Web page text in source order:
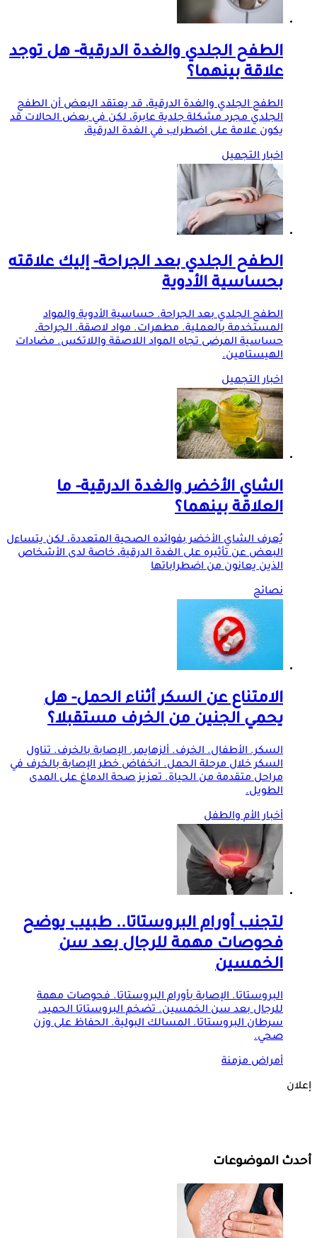
الطفح الجلدي والغدة الدرقية- هل توجد
علاقة بينهما؟
الطفح الجلدي والغدة الدرقية، قد يعتقد البعض أن الطفح
الجلدي مجرد مشكلة جلدية عابرة، لكن في بعض الحالات قد
يكون علامة على اضطراب في الغدة الدرقية،
اخبار التجميل
الطفح الجلدي بعد الجراحة- إليك علاقته
بحساسية الأدوية
الطفح الجلدي بعد الجراحة. حساسية الأدوية والمواد
المستخدمة بالعملية. مطهرات. مواد لاصقة. الجراحة.
حساسية المرضى تجاه المواد اللاصقة واللاتكس. مضادات
الهيستامين.
اخبار التجميل
الشاي الأخضر والغدة الدرقية- ما
العلاقة بينهما؟
يُعرف الشاي الأخضر بفوائده الصحية المتعددة، لكن يتساءل
البعض عن تأثيره على الغدة الدرقية، خاصة لدى الأشخاص
الذين يعانون من اضطراباتها
نصائح
الامتناع عن السكر أثناء الحمل- هل
يحمي الجنين من الخرف مستقبلا؟
السكر. الأطفال. الخرف. ألزهايمر. الإصابة بالخرف. تناول
السكر خلال مرحلة الحمل. انخفاض خطر الإصابة بالخرف في
مراحل متقدمة من الحياة. تعزيز صحة الدماغ على المدى
الطويل.
أخبار الأم والطفل
لتجنب أورام البروستاتا.. طبيب يوضح
فحوصات مهمة للرجال بعد سن
الخمسين
البروستاتا. الإصابة بأورام البروستاتا. فحوصات مهمة
للرجال بعد سن الخمسين. تضخم البروستاتا الحميد.
سرطان البروستاتا. المسالك البولية. الحفاظ على وزن
صحي.
أمراض مزمنة
إعلان
أحدث الموضوعات